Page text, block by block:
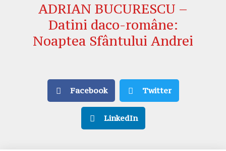
ADRIAN BUCURESCU –
Datini daco-române:
Noaptea Sfântului Andrei
Facebook Twitter
LinkedIn